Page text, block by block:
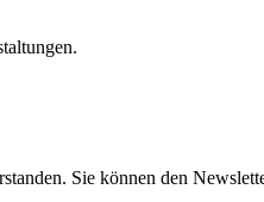
Sie können den